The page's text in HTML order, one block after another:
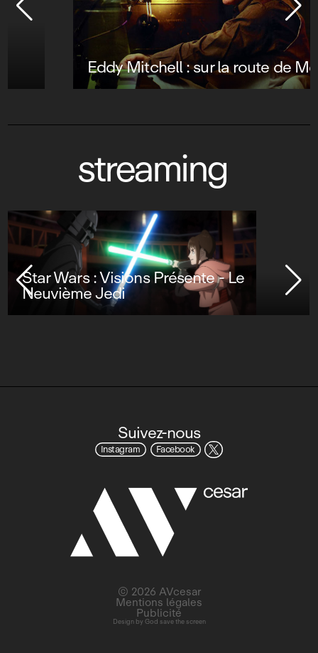
Eddy Mitchell : sur la route de Memphis
streaming
Star Wars : Visions Présente - Le
Neuvième Jedi
Suivez-nous
Instagram Facebook
Design by God save the screen
© 2026 AVcesar
Mentions légales
Publicité